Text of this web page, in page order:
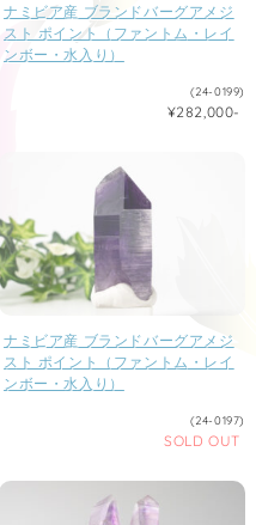
ナミビア産 ブランドバーグアメジ
スト ポイント（ファントム・レイ
ンボー・水入り）
(24-0199)
¥282,000-
ナミビア産 ブランドバーグアメジ
スト ポイント（ファントム・レイ
ンボー・水入り）
(24-0197)
SOLD OUT